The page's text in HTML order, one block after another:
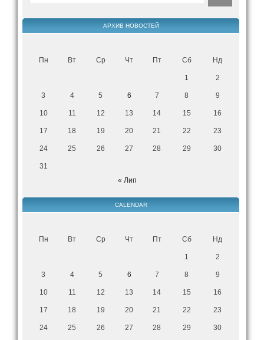
АРХИВ НОВОСТЕЙ
Пн Вт Ср Чт Пт Сб Нд
1 2
3 4 5 6 7 8 9
10 11 12 13 14 15 16
17 18 19 20 21 22 23
24 25 26 27 28 29 30
31
« Лип
CALENDAR
Пн Вт Ср Чт Пт Сб Нд
1 2
3 4 5 6 7 8 9
10 11 12 13 14 15 16
17 18 19 20 21 22 23
24 25 26 27 28 29 30